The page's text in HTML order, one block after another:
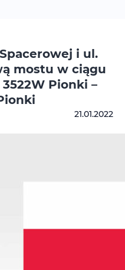
i ul.
mostu w ciągu
Pionki –
21.01.2022